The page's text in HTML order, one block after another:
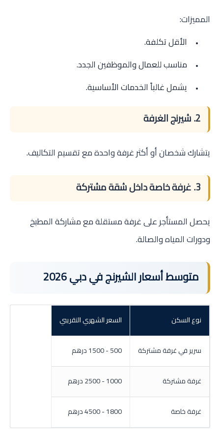
المميزات:
الأقل تكلفة.
مناسب للعمال والموظفين الجدد.
يشمل غالباً الخدمات الأساسية.
2. شيرنج الغرفة
يتشارك شخصان أو أكثر غرفة واحدة مع تقسيم التكاليف.
3. غرفة خاصة داخل شقة مشتركة
يحصل المستأجر على غرفة مستقلة مع مشاركة المطبخ
ودورات المياه والصالة.
متوسط أسعار الشيرنج في دبي 2026
نوع السكن السعر الشهري التقريبي
سرير في غرفة مشتركة 500 - 1500 درهم
غرفة مشتركة 1000 - 2500 درهم
غرفة خاصة 1800 - 4500 درهم